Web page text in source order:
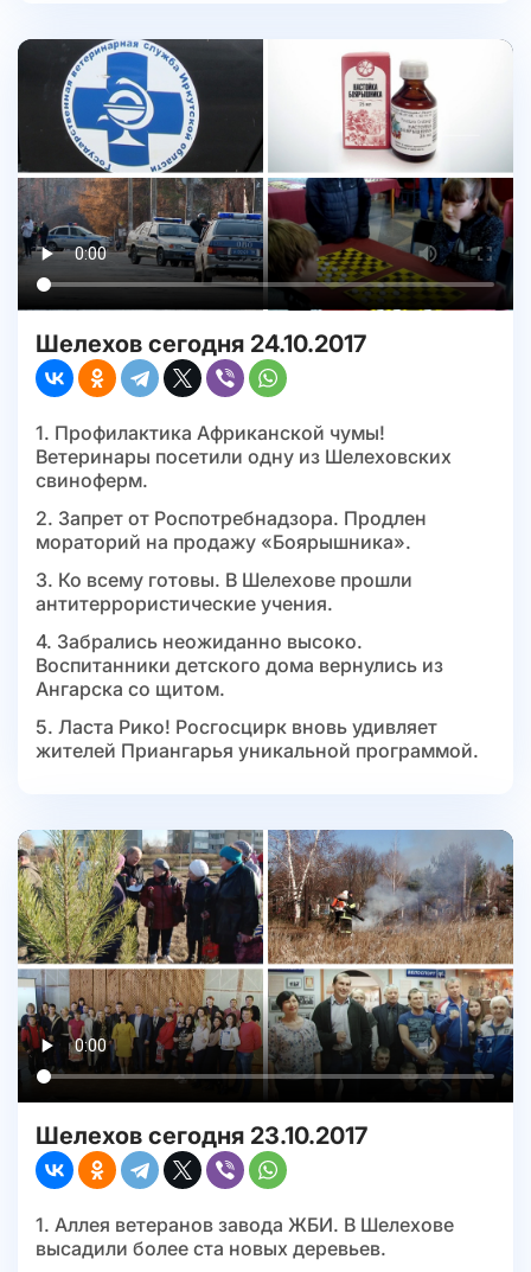
Шелехов сегодня 24.10.2017
1. Профилактика Африканской чумы!
Ветеринары посетили одну из Шелеховских
свиноферм.
2. Запрет от Роспотребнадзора. Продлен
мораторий на продажу «Боярышника».
3. Ко всему готовы. В Шелехове прошли
антитеррористические учения.
4. Забрались неожиданно высоко.
Воспитанники детского дома вернулись из
Ангарска со щитом.
5. Ласта Рико! Росгосцирк вновь удивляет
жителей Приангарья уникальной программой.
Шелехов сегодня 23.10.2017
1. Аллея ветеранов завода ЖБИ. В Шелехове
высадили более ста новых деревьев.